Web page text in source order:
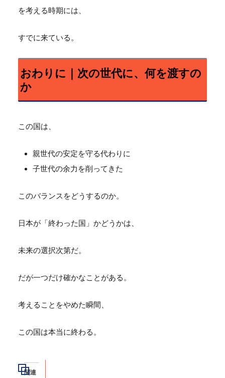
を考える時期には、
すでに来ている。
おわりに｜次の世代に、何を渡すの
か
この国は、
親世代の安定を守る代わりに
子世代の余力を削ってきた
このバランスをどうするのか。
日本が「終わった国」かどうかは、
未来の選択次第だ。
だが一つだけ確かなことがある。
考えることをやめた瞬間、
この国は本当に終わる。
関連